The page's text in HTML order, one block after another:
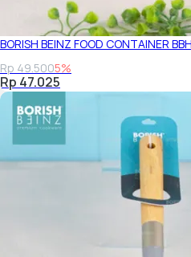
BORISH BEINZ FOOD CONTAINER
Rp 49.5005%
Rp 47.025